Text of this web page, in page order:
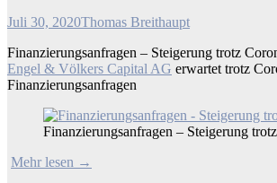
Juli 30, 2020Thomas Breithaupt
Finanzierungsanfragen – Steigerung trotz
Engel & Völkers Capital AG erwartet trotz
Finanzierungsanfragen
Finanzierungsanfragen – Steigerung
Mehr lesen →